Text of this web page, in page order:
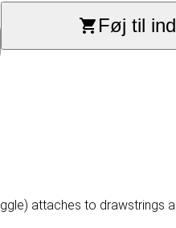
Føj til
attaches to drawstrings